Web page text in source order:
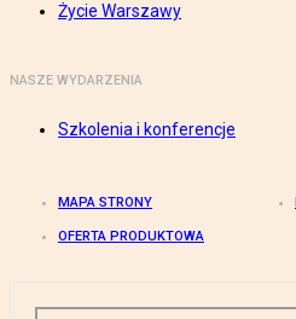
Życie Warszawy
NASZE WYDARZENIA
Szkolenia i konferencje
MAPA STRONY
OFERTA PRODUKTOWA